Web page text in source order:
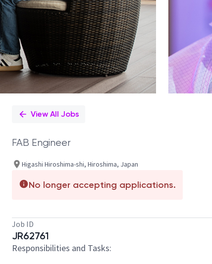
View All Jobs
FAB Engineer
Higashi Hiroshima-shi, Hiroshima, Japan
No longer accepting applications.
Job ID
JR62761
Responsibilities and Tasks: